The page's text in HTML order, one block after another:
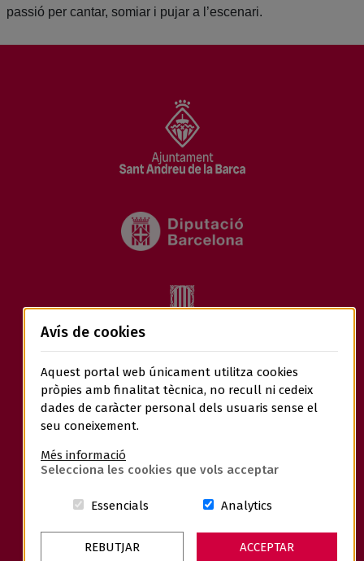
passió per cantar, somiar i pujar a l’escenari.
Avís Legal Política de Privacitat Política de Cookies
Avís de cookies
Aquest portal web únicament utilitza cookies
pròpies amb finalitat tècnica, no recull ni cedeix
dades de caràcter personal dels usuaris sense el
seu coneixement.
Més informació
Selecciona les cookies que vols acceptar
Essencials Aquestes cookies són essencials
AnalyticsCookies related
REBUTJAR ACCEPTAR